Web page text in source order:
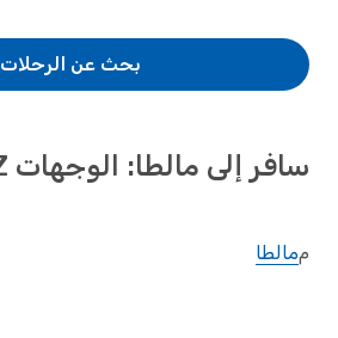
بحث عن الرحلات
سافر إلى مالطا: الوجهات A-Z
ممالطا